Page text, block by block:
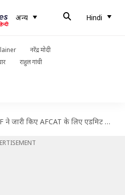
अन्य Hindi
नरेंद्र मोदी
राहुल गांधी
जारी किए AFCAT के लिए एडमिट कार्ड, यहां से करें डाउनलोड